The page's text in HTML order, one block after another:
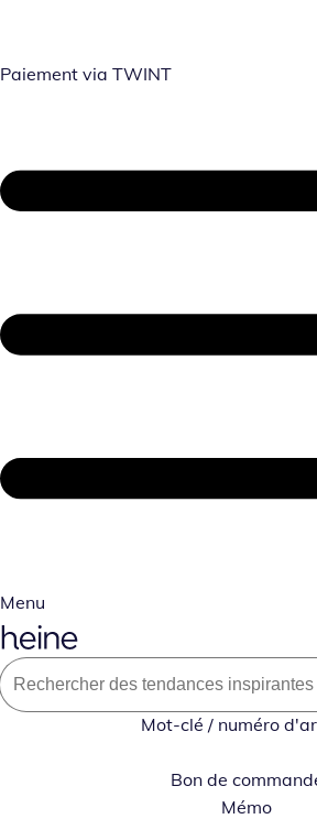
Paiement via TWINT
Menu
Mot-clé / numéro
Bon de
Mémo